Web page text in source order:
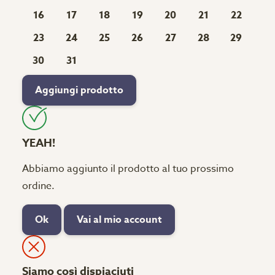
16
17 18 19 20 21
22
23
24 25 26 27 28
29
30
31
Aggiungi prodotto
YEAH!
Abbiamo aggiunto il prodotto al tuo prossimo
ordine.
Ok Vai al mio account
Siamo così dispiaciuti